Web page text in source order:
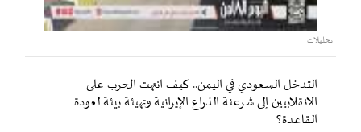
تحليلات
التدخل السعودي في اليمن.. كيف انتهت الحرب على
الانقلابيين إلى شرعنة الذراع الإيرانية وتهيئة بيئة لعودة
القاعدة؟